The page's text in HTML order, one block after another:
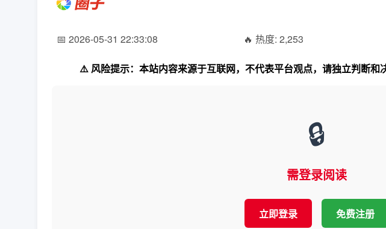
📅 2026-05-31 22:33:08 🔥 热度: 2,253
⚠️ 风险提示：本站内容来源于互联网，不代表平台观点，请独立判断和
🔒
需登录阅读
立即登录 免费注册